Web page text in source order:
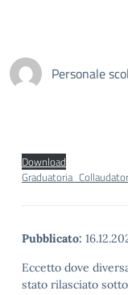
Personale
Download
Pubblicato:
Eccetto dove
stato rilasciato